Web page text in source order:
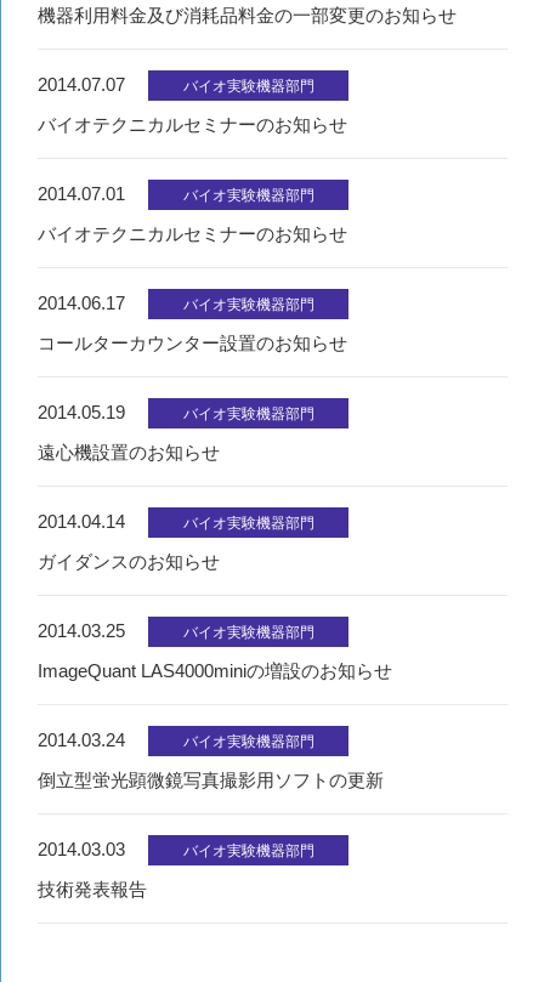
機器利用料金及び消耗品料金の一部変更のお知らせ
2014.07.07 バイオ実験機器部門
バイオテクニカルセミナーのお知らせ
2014.07.01 バイオ実験機器部門
バイオテクニカルセミナーのお知らせ
2014.06.17 バイオ実験機器部門
コールターカウンター設置のお知らせ
2014.05.19 バイオ実験機器部門
遠心機設置のお知らせ
2014.04.14 バイオ実験機器部門
ガイダンスのお知らせ
2014.03.25 バイオ実験機器部門
ImageQuant LAS4000miniの増設のお知らせ
2014.03.24 バイオ実験機器部門
倒立型蛍光顕微鏡写真撮影用ソフトの更新
2014.03.03 バイオ実験機器部門
技術発表報告